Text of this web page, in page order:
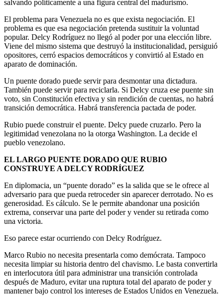
salvando políticamente a una figura central del madurismo.
El problema para Venezuela no es que exista negociación. El
problema es que esa negociación pretenda sustituir la voluntad
popular. Delcy Rodríguez no llegó al poder por una elección libre.
Viene del mismo sistema que destruyó la institucionalidad, persiguió
opositores, cerró espacios democráticos y convirtió al Estado en
aparato de dominación.
Un puente dorado puede servir para desmontar una dictadura.
También puede servir para reciclarla. Si Delcy cruza ese puente sin
voto, sin Constitución efectiva y sin rendición de cuentas, no habrá
transición democrática. Habrá transferencia pactada de poder.
Rubio puede construir el puente. Delcy puede cruzarlo. Pero la
legitimidad venezolana no la otorga Washington. La decide el
pueblo venezolano.
EL LARGO PUENTE DORADO QUE RUBIO
CONSTRUYE A DELCY RODRÍGUEZ
En diplomacia, un “puente dorado” es la salida que se le ofrece al
adversario para que pueda retroceder sin aparecer derrotado. No es
generosidad. Es cálculo. Se le permite abandonar una posición
extrema, conservar una parte del poder y vender su retirada como
una victoria.
Eso parece estar ocurriendo con Delcy Rodríguez.
Marco Rubio no necesita presentarla como demócrata. Tampoco
necesita limpiar su historia dentro del chavismo. Le basta convertirla
en interlocutora útil para administrar una transición controlada
después de Maduro, evitar una ruptura total del aparato de poder y
mantener bajo control los intereses de Estados Unidos en Venezuela.